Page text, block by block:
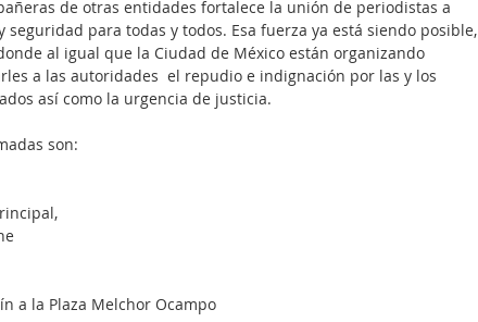
para todas y todos. Esa fuerza ya está siendo posible,
al igual que la Ciudad de México están organizando
a las autoridades  el repudio e indignación por las y los
así como la urgencia de justicia.
son:
a la Plaza Melchor Ocampo